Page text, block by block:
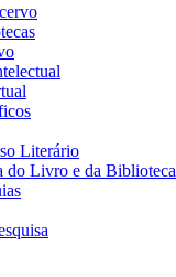
Literário
do Livro e da Biblioteca